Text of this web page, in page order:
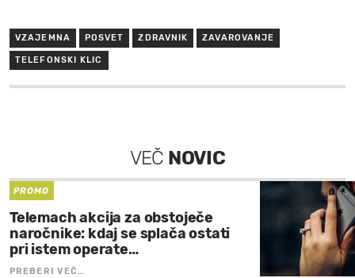
VZAJEMNA POSVET ZDRAVNIK ZAVAROVANJE
TELEFONSKI KLIC
VEČ NOVIC
PROMO
Telemach akcija za obstoječe
naročnike: kdaj se splača ostati
pri istem operate…
PREBERI VEČ…